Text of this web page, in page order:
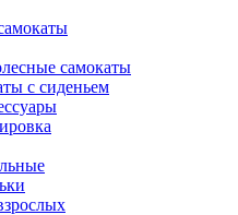
самокаты
с сиденьем